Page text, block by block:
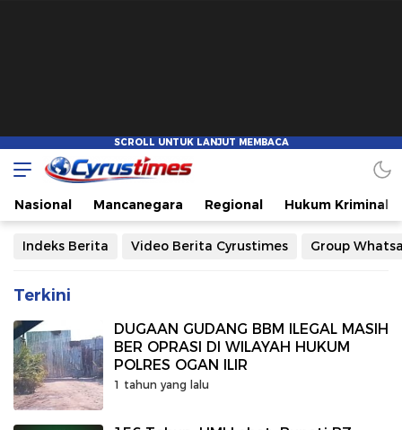
Nasional Mancanegara Regional Hukum Kriminal
Indeks Berita Video Berita Cyrustimes Group
Terkini
DUGAAN GUDANG BBM ILEGAL MASIH
BER OPRASI DI WILAYAH HUKUM
POLRES OGAN ILIR
1 tahun yang lalu